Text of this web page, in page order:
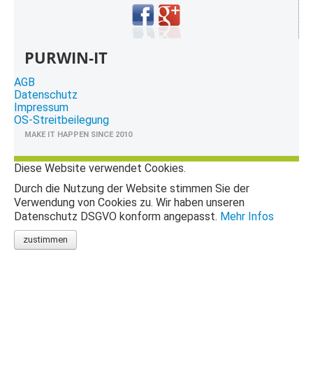
PURWIN-IT
AGB
Datenschutz
Impressum
OS-Streitbeilegung
MAKE IT HAPPEN SINCE 2010
Diese Website verwendet Cookies.
Durch die Nutzung der Website stimmen Sie der
Verwendung von Cookies zu. Wir haben unseren
Datenschutz DSGVO konform angepasst. Mehr Infos
zustimmen